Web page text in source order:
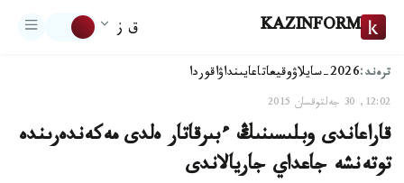
KAZINFORM ق ز
ترەند:2026-سايلاۋ وقيعاتاعايىنداۋاقوردا
12:02, 30 جەلتوقسان 2015
قاراعاندى وبلىسىنىڭ ءبىرقاتار ەلدى مەكەندەرىندە
توتەنشە جاعداي جاريالاندى